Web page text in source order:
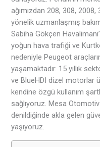
ağımızdan 208, 308,
yönelik uzmanlaşmış
Sabiha Gökçen
yoğun hava trafiği ve
nedeniyle Peugeot
yaşamaktadır. 15 yıllık
ve BlueHDI dizel motorlar
kendine özgü kullanım
sağlıyoruz. Mesa
denildiğinde akla gelen
yaşıyoruz.